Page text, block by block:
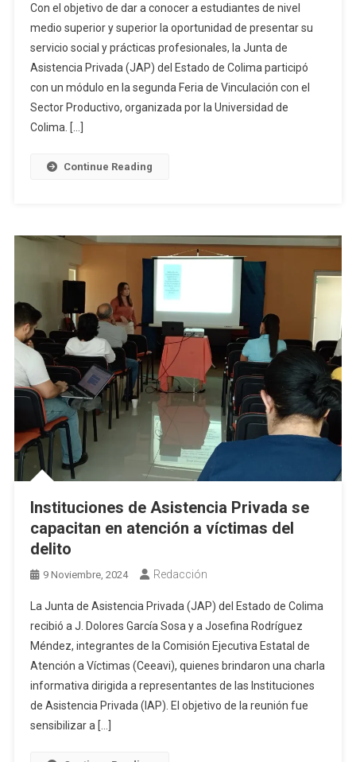
Con el objetivo de dar a conocer a estudiantes de nivel
medio superior y superior la oportunidad de presentar su
servicio social y prácticas profesionales, la Junta de
Asistencia Privada (JAP) del Estado de Colima participó
con un módulo en la segunda Feria de Vinculación con el
Sector Productivo, organizada por la Universidad de
Colima. […]
Continue Reading
Instituciones de Asistencia Privada se
capacitan en atención a víctimas del
delito
9 Noviembre, 2024 Redacción
La Junta de Asistencia Privada (JAP) del Estado de Colima
recibió a J. Dolores García Sosa y a Josefina Rodríguez
Méndez, integrantes de la Comisión Ejecutiva Estatal de
Atención a Víctimas (Ceeavi), quienes brindaron una charla
informativa dirigida a representantes de las Instituciones
de Asistencia Privada (IAP). El objetivo de la reunión fue
sensibilizar a […]